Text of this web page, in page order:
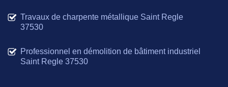
Travaux de charpente métallique Saint Regle
37530
Professionnel en démolition de bâtiment industriel
Saint Regle 37530